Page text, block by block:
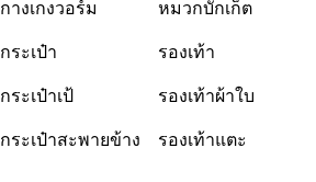
กางเกงวอร์ม
กระเป๋า
กระเป๋าเป้
กระเป๋าสะพายข้าง
หมวกบักเก็ต
รองเท้า
รองเท้าผ้าใบ
รองเท้าแตะ